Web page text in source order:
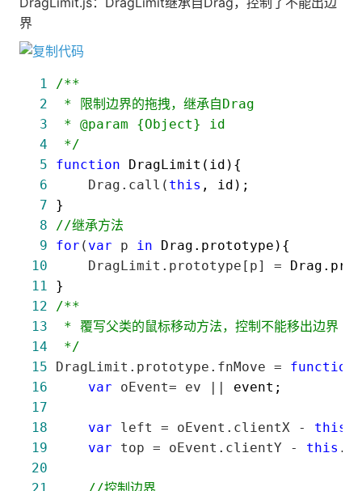
界
1 /*
2
3
4
*/
5
function
6
     Drag.call(
this
7
8
//继承方法
9
for ( var p in
10
     DragLimit.prototype[p] =
11
12
/*
13
14
*/
15 DragLimit.prototype.fnMove = function
16
var oEvent= ev ||
17
18
var left = oEvent.clientX - this
19
var top = oEvent.clientY - this
20